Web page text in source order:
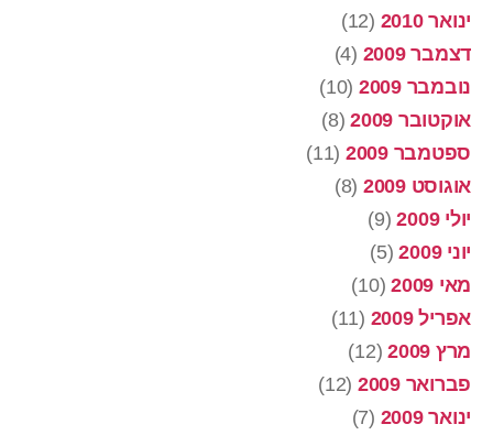
ינואר 2010
(12)
דצמבר 2009
(4)
נובמבר 2009
(10)
אוקטובר 2009
(8)
ספטמבר 2009
(11)
אוגוסט 2009
(8)
יולי 2009
(9)
יוני 2009
(5)
מאי 2009
(10)
אפריל 2009
(11)
מרץ 2009
(12)
פברואר 2009
(12)
ינואר 2009
(7)